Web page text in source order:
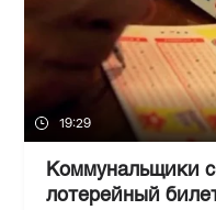
19:29
Коммунальщики
лотерейный